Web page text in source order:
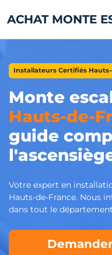
ACHAT MONTE
Installateurs Certifiés
Monte
Hauts-de-
guide
Votre expert en
Hauts-de-France. Nous
dans tout le